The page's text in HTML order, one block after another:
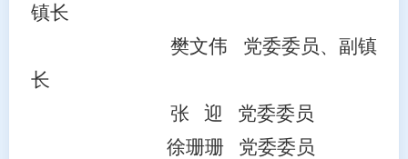
镇长
樊文伟
党委委员、副镇
长
张
迎
党委委员
徐珊珊
党委委员